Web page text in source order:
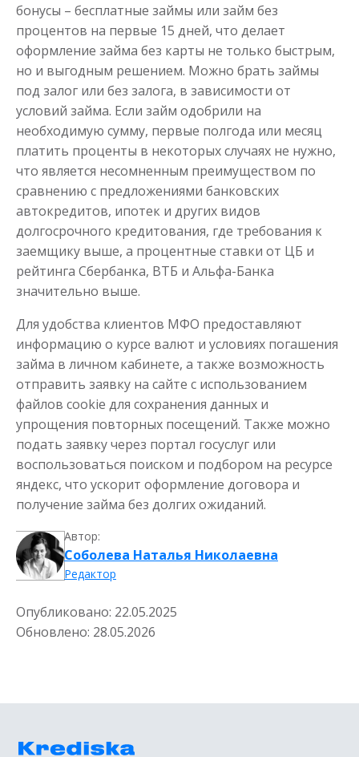
бонусы – бесплатные займы или займ без
процентов на первые 15 дней, что делает
оформление займа без карты не только быстрым,
но и выгодным решением. Можно брать займы
под залог или без залога, в зависимости от
условий займа. Если займ одобрили на
необходимую сумму, первые полгода или месяц
платить проценты в некоторых случаях не нужно,
что является несомненным преимуществом по
сравнению с предложениями банковских
автокредитов, ипотек и других видов
долгосрочного кредитования, где требования к
заемщику выше, а процентные ставки от ЦБ и
рейтинга Сбербанка, ВТБ и Альфа-Банка
значительно выше.
Для удобства клиентов МФО предоставляют
информацию о курсе валют и условиях погашения
займа в личном кабинете, а также возможность
отправить заявку на сайте с использованием
файлов cookie для сохранения данных и
упрощения повторных посещений. Также можно
подать заявку через портал госуслуг или
воспользоваться поиском и подбором на ресурсе
яндекс, что ускорит оформление договора и
получение займа без долгих ожиданий.
Автор:
Соболева Наталья Николаевна
Редактор
Опубликовано: 22.05.2025
Обновлено: 28.05.2026